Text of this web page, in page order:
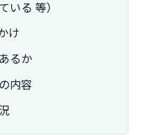
る 等）
け
るか
内容